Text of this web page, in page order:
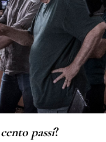
passi?